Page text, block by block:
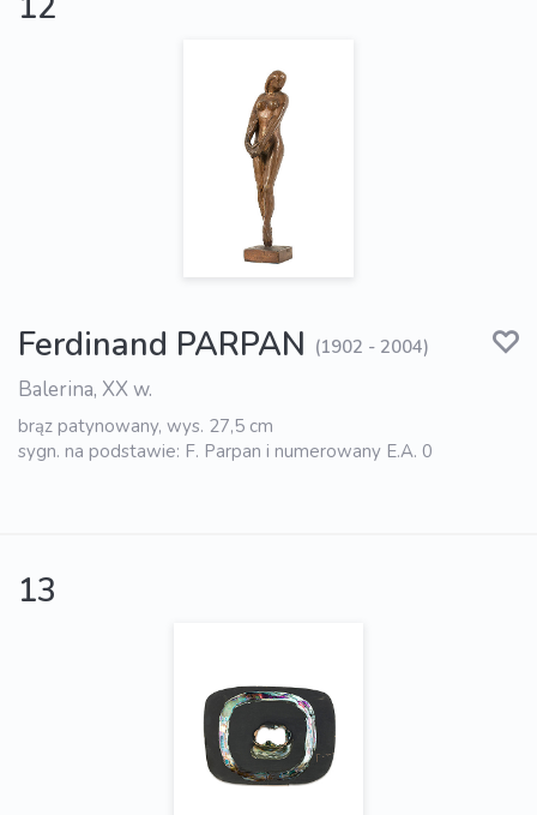
Ferdinand PARPAN (1902 - 2004)
Balerina, XX w.
brąz patynowany, wys. 27,5 cm
sygn. na podstawie: F. Parpan i numerowany E.A. 0
13